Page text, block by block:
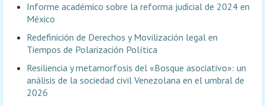
Informe académico sobre la reforma judicial de 2024 en
México
Redefinición de Derechos y Movilización legal en
Tiempos de Polarización Política
Resiliencia y metamorfosis del «Bosque asociativo»: un
análisis de la sociedad civil Venezolana en el umbral de
2026